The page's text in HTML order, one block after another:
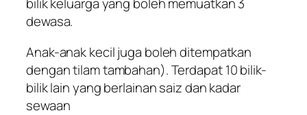
dewasa.
Anak-anak kecil juga boleh ditempatkan
dengan tilam tambahan). Terdapat 10 bilik-
bilik lain yang berlainan saiz dan kadar
sewaan